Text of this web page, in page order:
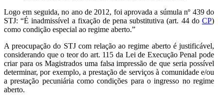
Logo em seguida, no ano de 2012, foi aprovada a súmula nº 439 do
STJ: “É inadmissível a fixação de pena substitutiva (art. 44 do CP)
como condição especial ao regime aberto.”
A preocupação do STJ com relação ao regime aberto é justificável,
considerando que o teor do art. 115 da Lei de Execução Penal pode
criar para os Magistrados uma falsa impressão de que seria possível
determinar, por exemplo, a prestação de serviços à comunidade e/ou
a prestação pecuniária como condições para o ingresso no regime
aberto.